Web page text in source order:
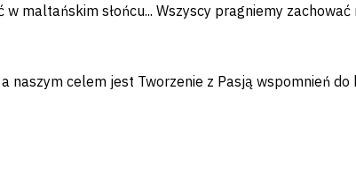
w maltańskim słońcu... Wszyscy pragniemy
naszym celem jest Tworzenie z Pasją wspomnień